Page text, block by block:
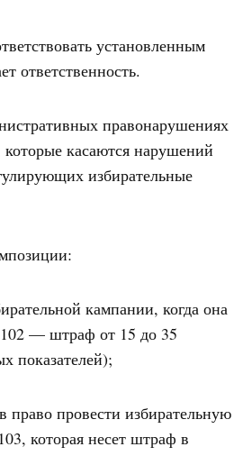
установленным
ответственность.
правонарушениях
которые касаются нарушений
избирательные
кампании, когда она
102 — штраф от 15 до 35
показателей);
провести избирательную
которая несет штраф в